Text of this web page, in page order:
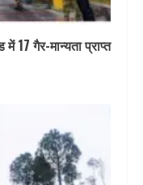
में 17 गैर-मान्यता प्राप्त